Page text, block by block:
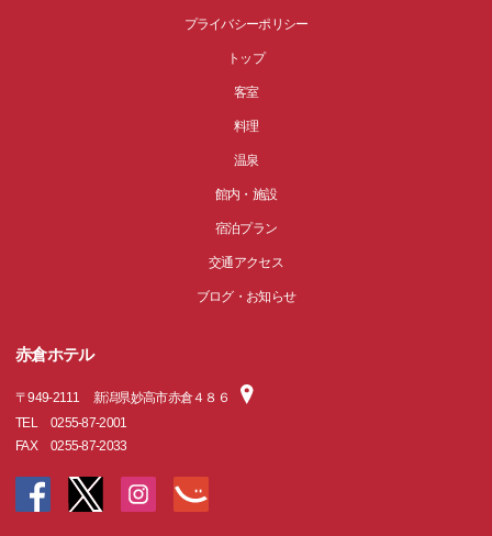
プライバシーポリシー
トップ
客室
料理
温泉
館内・施設
宿泊プラン
交通アクセス
ブログ・お知らせ
赤倉ホテル
〒949-2111
新潟県妙高市赤倉４８６
TEL
0255-87-2001
FAX
0255-87-2033